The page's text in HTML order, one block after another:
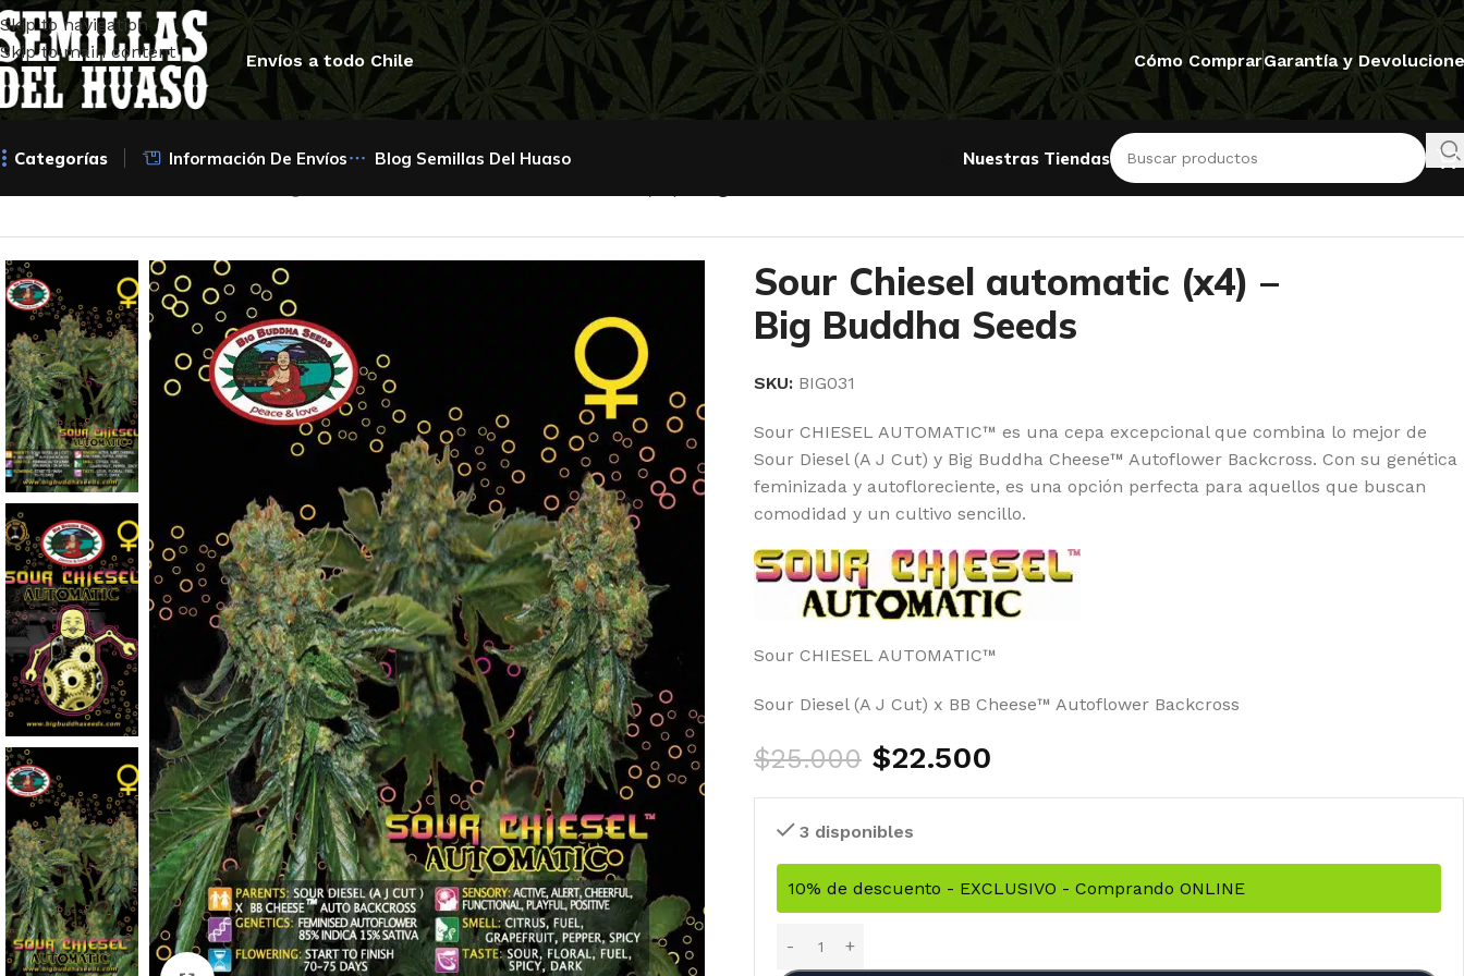
Skip to navigation
Skip to main content
Envíos a todo Chile Cómo ComprarGarantía y
Categorías Información De Envíos Blog Semillas Del Huaso
Nuestras Tiendas
Sour Chiesel automatic (x4) –
Big Buddha Seeds
SKU: BIG031
Sour CHIESEL AUTOMATIC™ es una cepa excepcional que combina lo mejor de
Sour Diesel (A J Cut) y Big Buddha Cheese™ Autoflower Backcross. Con su genética
feminizada y autofloreciente, es una opción perfecta para aquellos que buscan
comodidad y un cultivo sencillo.
Sour CHIESEL AUTOMATIC™
Sour Diesel (A J Cut) x BB Cheese™ Autoflower Backcross
$25.000 $22.500
3 disponibles
10% de descuento - EXCLUSIVO - Comprando ONLINE